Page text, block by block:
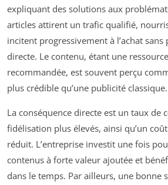
expliquant des solutions aux
articles attirent un trafic qualifié,
incitent progressivement à l’achat
directe. Le contenu, étant une
recommandée, est souvent perçu
plus crédible qu’une publicité classique.
La conséquence directe est un taux de
fidélisation plus élevés, ainsi qu’un
réduit. L’entreprise investit une fois
contenus à forte valeur ajoutée et
dans le temps. Par ailleurs, une bonne